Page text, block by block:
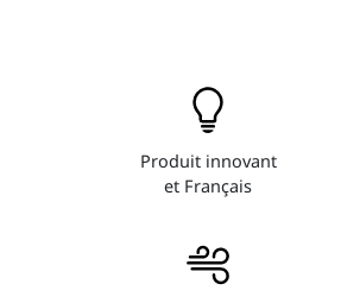
Produit innovant
et Français